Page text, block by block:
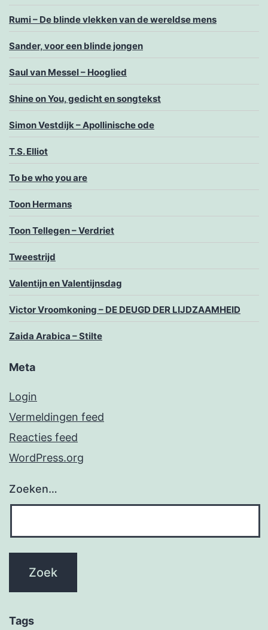
Rumi – De blinde vlekken van de wereldse mens
Sander, voor een blinde jongen
Saul van Messel – Hooglied
Shine on You, gedicht en songtekst
Simon Vestdijk – Apollinische ode
T.S. Elliot
To be who you are
Toon Hermans
Toon Tellegen – Verdriet
Tweestrijd
Valentijn en Valentijnsdag
Victor Vroomkoning – DE DEUGD DER LIJDZAAMHEID
Zaida Arabica – Stilte
Meta
Login
Vermeldingen feed
Reacties feed
WordPress.org
Zoeken…
Tags